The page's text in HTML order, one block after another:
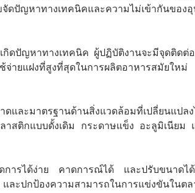
จัดปัญหาทางเทคนิคและความไม่เข้ากันของ
กิดปัญหาทางเทคนิค ผู้ปฏิบัติงานจะมีจุดติดต่อ
จ่ายแฝงที่สูงที่สุดในการผลิตอาหารสมัยใหม่
และมาตรฐานด้านสิ่งแวดล้อมที่เปลี่ยนแปลง
าสติกแบบดั้งเดิม กระดาษแข็ง อะลูมิเนียม
ดการได้ง่าย คาดการณ์ได้ และปรับขนาดไ
ะปกป้องความสามารถในการแข่งขันในตล